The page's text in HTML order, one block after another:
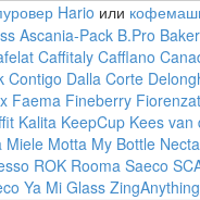
Hario или
Ascania-Pack B.Pro
Caffitaly Cafflano
Contigo Dalla Corte
Faema Fineberry
Kalita KeepCup Kees van
Miele Motta My Bottle Necta
ROK Rooma Saeco
Ya Mi Glass ZingAnything